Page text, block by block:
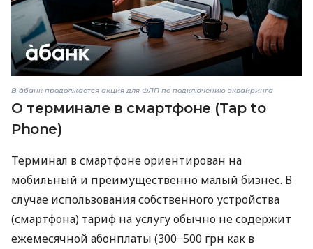
В àбанк продолжается акция для ФЛП по подключению эквайринга
О терминале в смартфоне (Tap to
Phone)
Терминал в смартфоне ориентирован на
мобильный и преимущественно малый бизнес. В
случае использования собственного устройства
(смартфона) тариф на услугу обычно не содержит
ежемесячной абонплаты (300−500 грн как в